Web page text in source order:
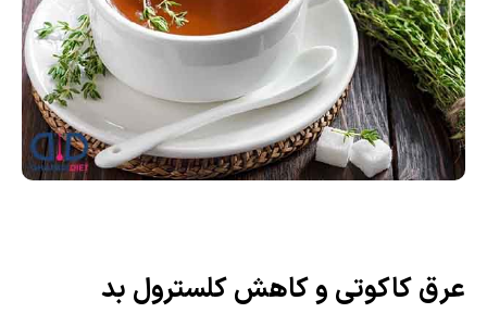
عرق کاکوتی و کاهش کلسترول بد